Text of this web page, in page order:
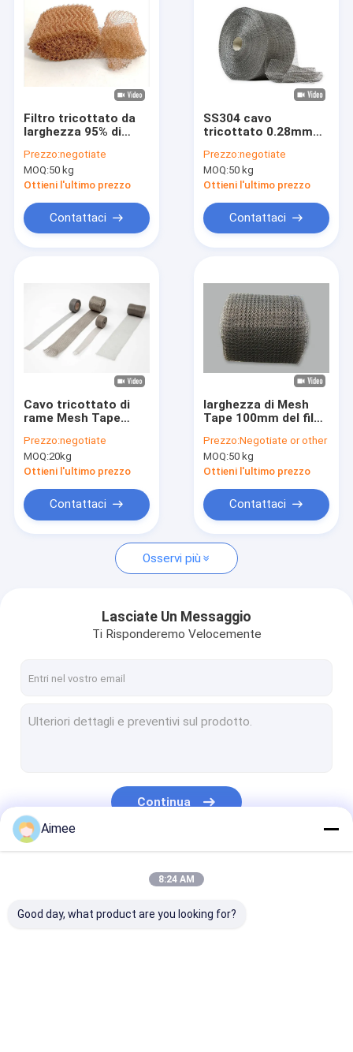
Mostra VR
Chi siamo
Contattaci
notizie
Cavo tricottato Mesh Gasket
Compressed ha tricottato la rete metallica
Maglia tricottata di rame
Rete metallica tessuta
Filtro tricottato da
larghezza 95% di
100mm del filo di
rame
Prezzo:negotiate
MOQ:50 kg
Ottieni l'ultimo prezzo
Contattaci
SS304 cavo
tricottato 0.28mm
200mm per il filtro
liquido
Prezzo:negotiate
MOQ:50 kg
Ottieni l'ultimo prezzo
Contattaci
Cavo tricottato di
rame Mesh Tape
37mm 38mm Dia
Sample Available
Prezzo:negotiate
MOQ:20kg
Ottieni l'ultimo prezzo
Contattaci
larghezza di Mesh
Tape 100mm del filo
0.12mm per il filtro
Prezzo:Negotiate or other
MOQ:50 kg
Ottieni l'ultimo prezzo
Contattaci
Osservi più
Lasciate Un Messaggio
Ti Risponderemo Velocemente
Continua
Aimee
8:24 AM
Good day, what product are you looking for?